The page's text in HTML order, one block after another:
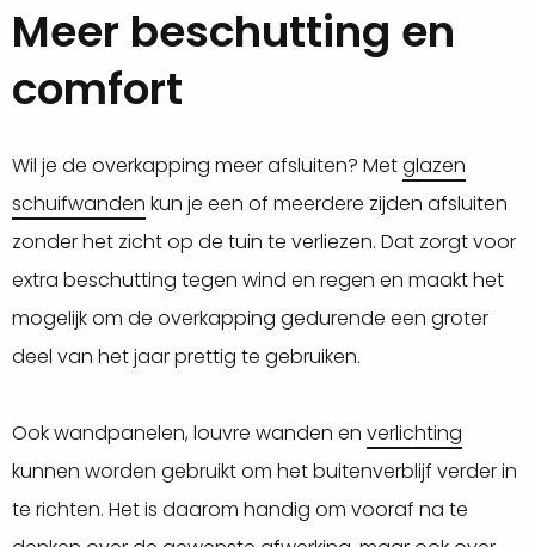
Meer beschutting en
comfort
Wil je de overkapping meer afsluiten? Metglazen
schuifwanden kun je een of meerdere zijden afsluiten
zonder het zicht op de tuin te verliezen. Dat zorgt voor
extra beschutting tegen wind en regen en maakt het
mogelijk om de overkapping gedurende een groter
deel van het jaar prettig te gebruiken.
Ook wandpanelen, louvre wanden en verlichting
kunnen worden gebruikt om het buitenverblijf verder in
te richten. Het is daarom handig om vooraf na te